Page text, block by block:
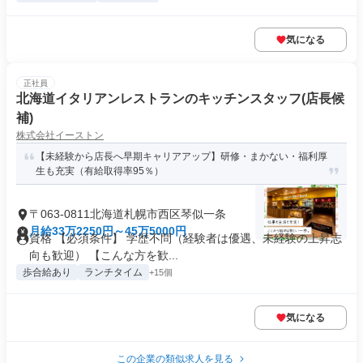
気になる
正社員
北海道イタリアンレストランのキッチンスタッフ(店長候
補)
株式会社イーストン
【未経験から店長へ早期キャリアアップ】研修・まかない・福利厚
生も充実（有給取得率95％）
〒063-0811北海道札幌市西区琴似一条
月給33万2250円～45万5000円
資格 【必須条件】 学歴不問（経験者は優遇、未経験の上昇志
向も歓迎） 【こんな方を歓...
歩合給あり ランチタイム +15個
気になる
この企業の類似求人を見る